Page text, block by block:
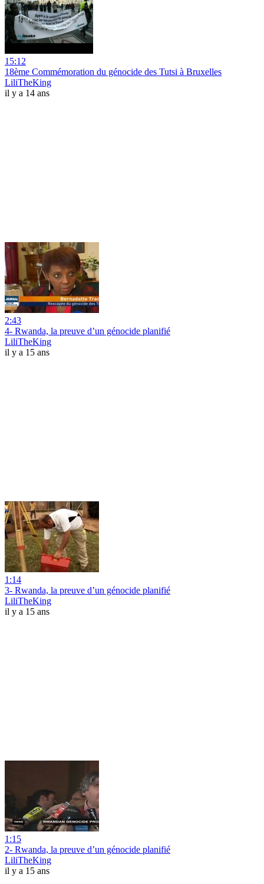
15:12
18ème Commémoration du génocide des Tutsi à Bruxelles
LiliTheKing
il y a 14 ans
2:43
4- Rwanda, la preuve d’un génocide planifié
LiliTheKing
il y a 15 ans
1:14
3- Rwanda, la preuve d’un génocide planifié
LiliTheKing
il y a 15 ans
1:15
2- Rwanda, la preuve d’un génocide planifié
LiliTheKing
il y a 15 ans